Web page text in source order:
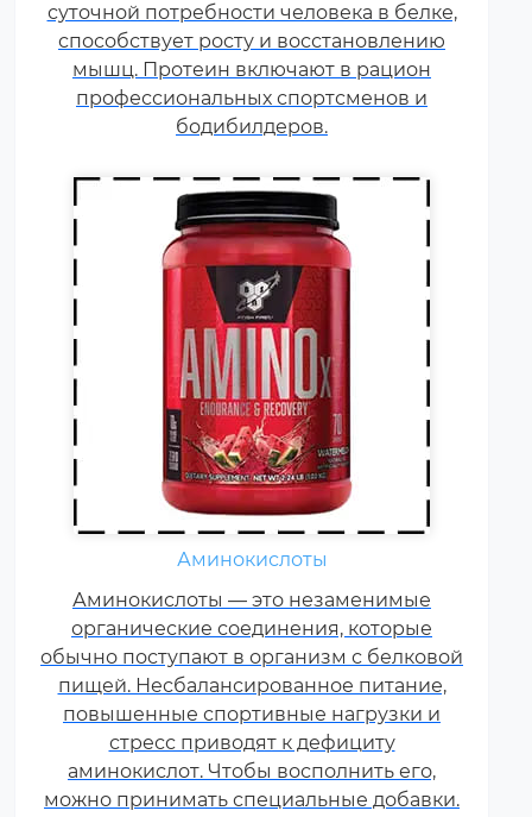
суточной потребности человека в белке,
способствует росту и восстановлению
мышц. Протеин включают в рацион
профессиональных спортсменов и
бодибилдеров.
повышенные спортивные
нагрузки и стресс приводят к
дефициту аминокислот. Чтобы
восполнить его, можно
принимать специальные
Аминокислоты
Аминокислоты — это незаменимые
органические соединения, которые
обычно поступают в организм с белковой
пищей. Несбалансированное питание,
повышенные спортивные нагрузки и
стресс приводят к дефициту
аминокислот. Чтобы восполнить его,
можно принимать специальные добавки.
Жиросжигатели относятся к
добавок, которые способствуют
улучшению результатов
тренировок и помогают
избавляться от лишнего жира,
используя его в качестве
дополнительного источника
энергии.